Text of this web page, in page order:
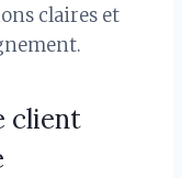
claires et
client